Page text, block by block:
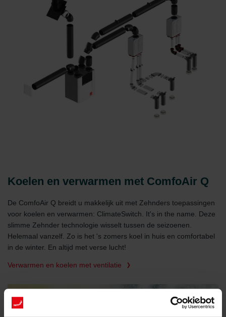
Koelen en verwarmen met ComfoAir Q
De ComfoAir Q breidt u makkelijk uit met Zehnders toepassingen
voor koelen en verwarmen: ClimateSwitch. It's in the name. Deze
slimme Zehnder technologie wisselt tussen de seizoenen.
Helemaal vanzelf. Zo is het 's zomers koel in huis en comfortabel
in de winter. En altijd met verse lucht!
Verwarmen en koelen met ventilatie